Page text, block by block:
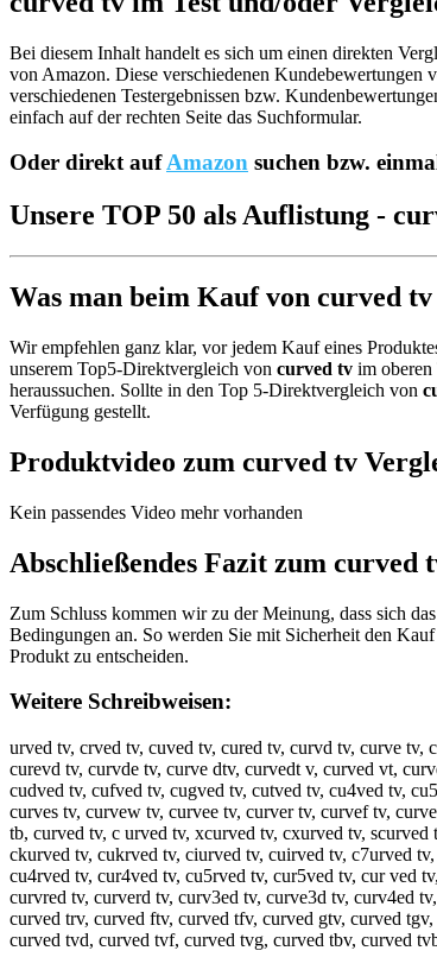
Bei diesem Inhalt handelt es sich um einen direkten
von Amazon. Diese verschiedenen Kundebewertungen
verschiedenen Testergebnissen bzw.
einfach auf der rechten Seite das Suchformular.
Oder direkt aufAmazon suchen bzw.
Unsere TOP 50 als Auflistung -
Was man beim Kauf von curved
Wir empfehlen ganz klar, vor jedem Kauf eines
unserem Top5-Direktvergleich von curved tv im oberen
heraussuchen. Sollte in den Top 5-Direktvergleich von
Verfügung gestellt.
Produktvideo zum curved tv
Kein passendes Video mehr vorhanden
Abschließendes Fazit zum curved
Zum Schluss kommen wir zu der Meinung, dass sich das
Bedingungen an. So werden Sie mit Sicherheit den
Produkt zu entscheiden.
Weitere Schreibweisen:
urved tv, crved tv, cuved tv, cured tv, curvd tv, curve
curevd tv, curvde tv, curve dtv, curvedt v, curved vt,
cudved tv, cufved tv, cugved tv, cutved tv, cu4ved tv,
curves tv, curvew tv, curvee tv, curver tv, curvef tv,
tb, curved tv, c urved tv, xcurved tv, cxurved tv,
ckurved tv, cukrved tv, ciurved tv, cuirved tv, c7urved
cu4rved tv, cur4ved tv, cu5rved tv, cur5ved tv, cur ved
curvred tv, curverd tv, curv3ed tv, curve3d tv, curv4ed
curved trv, curved ftv, curved tfv, curved gtv, curved
curved tvd, curved tvf, curved tvg, curved tbv, curved